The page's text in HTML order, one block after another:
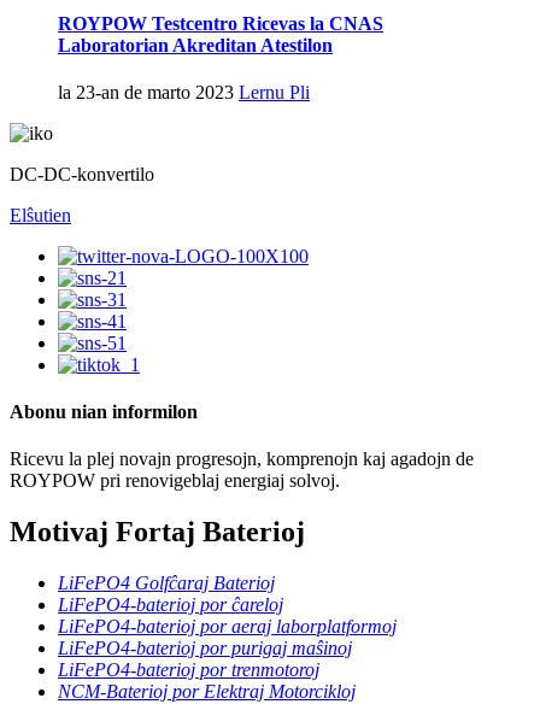
ROYPOW Testcentro Ricevas la CNAS
Laboratorian Akreditan Atestilon
la 23-an de marto 2023 Lernu Pli
DC-DC-konvertilo
Elŝutien
Abonu nian informilon
Ricevu la plej novajn progresojn, komprenojn kaj agadojn de
ROYPOW pri renovigeblaj energiaj solvoj.
Motivaj Fortaj Baterioj
LiFePO4 Golfĉaraj Baterioj
LiFePO4-baterioj por ĉareloj
LiFePO4-baterioj por aeraj laborplatformoj
LiFePO4-baterioj por purigaj maŝinoj
LiFePO4-baterioj por trenmotoroj
NCM-Baterioj por Elektraj Motorcikloj